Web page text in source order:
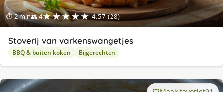
⏱ 2 min👥 4★★★★★ 4.57 (28)
Stoverij van varkenswangetjes
BBQ & buiten koken Bijgerechten